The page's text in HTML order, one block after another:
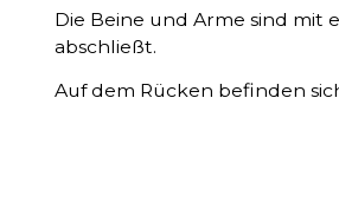
Die Beine und Arme sind mit
abschließt.
Auf dem Rücken befinden